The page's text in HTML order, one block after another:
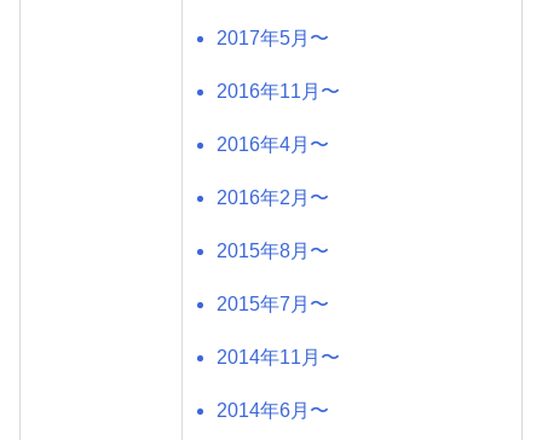
2017年5月〜
2016年11月〜
2016年4月〜
2016年2月〜
2015年8月〜
2015年7月〜
2014年11月〜
2014年6月〜